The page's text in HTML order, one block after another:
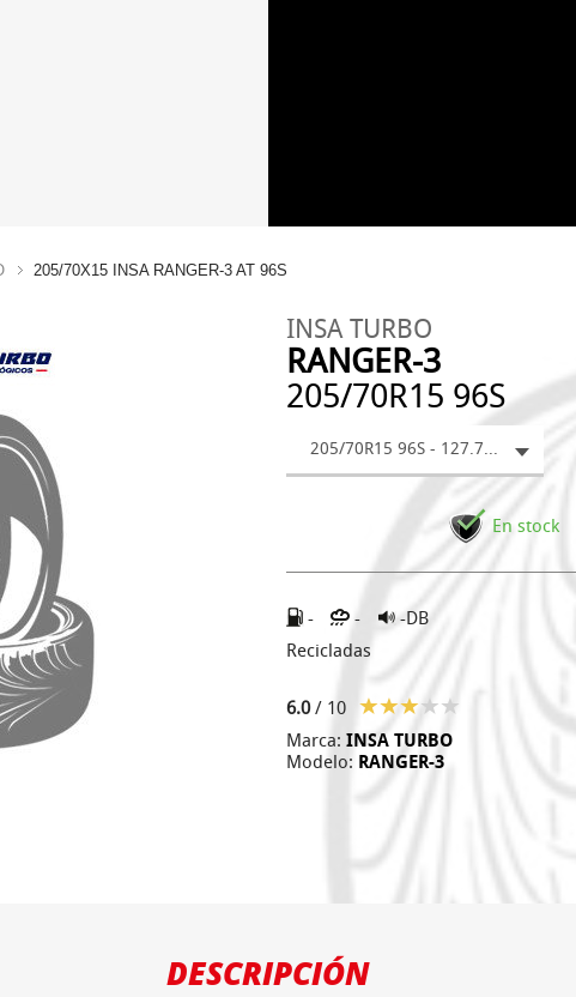
205/70X15 INSA RANGER-3 AT 96S
INSA TURBO
RANGER-3
205/70R15 96S
205/70R15 96S - 127.74 €
En stock
- -
-DB
Recicladas
6.0/ 10
Marca: INSA TURBO
Modelo: RANGER-3
DESCRIPCIÓN